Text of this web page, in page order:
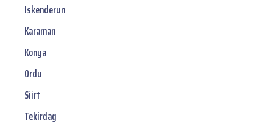
Iskenderun
Karaman
Konya
Ordu
Siirt
Tekirdag